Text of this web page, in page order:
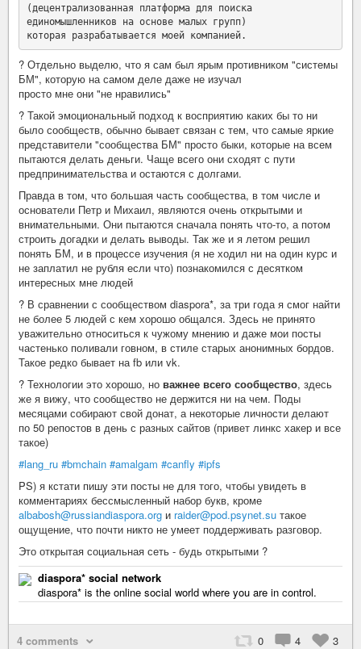
(децентрализованная платформа для поиска
единомышленников на основе малых групп)
? Отдельно выделю, что я сам был ярым противником "системы
БМ", которую на самом деле даже не изучал
просто мне они "не нравились"
? Такой эмоциональный подход к восприятию каких бы то ни
было сообществ, обычно бывает связан с тем, что самые яркие
представители "сообщества БМ" просто быки, которые на всем
пытаются делать деньги. Чаще всего они сходят с пути
предпринимательства и остаются с долгами.
Правда в том, что большая часть сообщества, в том числе и
основатели Петр и Михаил, являются очень открытыми и
внимательными. Они пытаются сначала понять что-то, а потом
строить догадки и делать выводы. Так же и я летом решил
понять БМ, и в процессе изучения (я не ходил ни на один курс и
не заплатил не рубля если что) познакомился с десятком
интересных мне людей
? В сравнении с сообществом diaspora*, за три года я смог найти
не более 5 людей с кем хорошо общался. Здесь не принято
уважительно относиться к чужому мнению и даже мои посты
частенько поливали говном, в стиле старых анонимных бордов.
Такое редко бывает на fb или vk.
? Технологии это хорошо, но важнее всего сообщество, здесь
же я вижу, что сообщество не держится ни на чем. Поды
месяцами собирают свой донат, а некоторые личности делают
по 50 репостов в день с разных сайтов (привет линкс хакер и все
такое)
#lang_ru #bmchain #amalgam #canfly #ipfs
PS) я кстати пишу эти посты не для того, чтобы увидеть в
комментариях бессмысленный набор букв, кроме
albabosh@russiandiaspora.org и raider@pod.psynet.su такое
ощущение, что почти никто не умеет поддерживать разговор.
Это открытая социальная сеть - будь открытыми ?
diaspora* social network
diaspora* is the online social world where you are in control.
4 comments 0 4 3